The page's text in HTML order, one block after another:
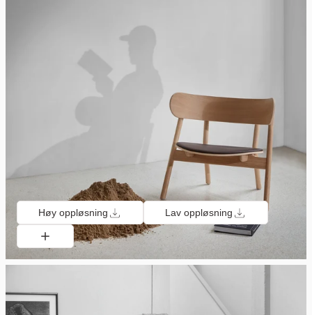
Høy oppløsning Lav oppløsning